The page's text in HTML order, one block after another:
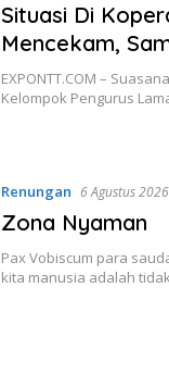
Situasi Di
Mencekam,
EXPONTT.COM –
Kelompok Pengurus
Renungan 6 Agustus 2026
Zona Nyaman
Pax Vobiscum para
kita manusia adalah